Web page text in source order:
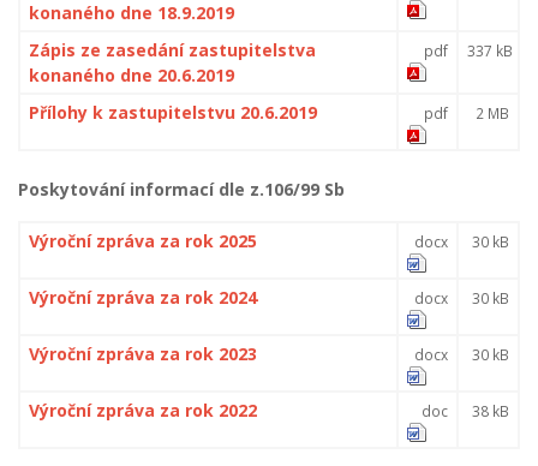
konaného dne 18.9.2019
Zápis ze zasedání zastupitelstva
konaného dne 20.6.2019
pdf 337 kB
Přílohy k zastupitelstvu 20.6.2019 pdf 2 MB
Poskytování informací dle z.106/99 Sb
Výroční zpráva za rok 2025 docx 30 kB
Výroční zpráva za rok 2024 docx 30 kB
Výroční zpráva za rok 2023 docx 30 kB
Výroční zpráva za rok 2022 doc 38 kB